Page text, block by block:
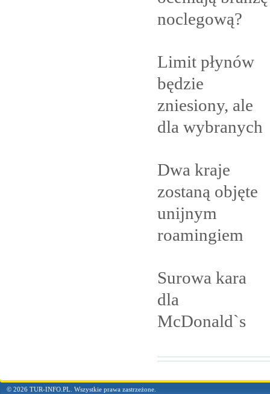
noclegową?
Limit płynów
będzie
zniesiony, ale
dla wybranych
Dwa kraje
zostaną objęte
unijnym
roamingiem
Surowa kara
dla
McDonald`s
© 2026 TUR-INFO.PL. Wszystkie prawa zastrzeżone.